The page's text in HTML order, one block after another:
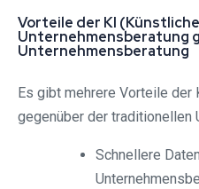
Vorteile der KI
Unternehmensberatung
Unternehmensberatung
Es gibt mehrere Vorteile der
gegenüber der traditionellen
Schnellere